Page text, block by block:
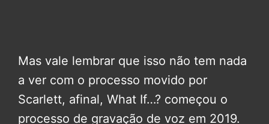
Mas vale lembrar que isso não tem nada
a ver com o processo movido por
Scarlett, afinal, What If…? começou o
processo de gravação de voz em 2019.